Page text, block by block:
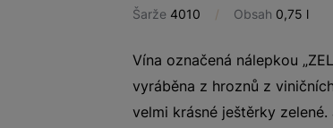
Šarže 4010 / Obsah 0,75 l
Vína označená nálepkou
vyráběna z hroznů z
velmi krásné ještěrky